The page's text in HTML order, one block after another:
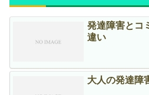
発達障害とコ
違い
大人の発達障